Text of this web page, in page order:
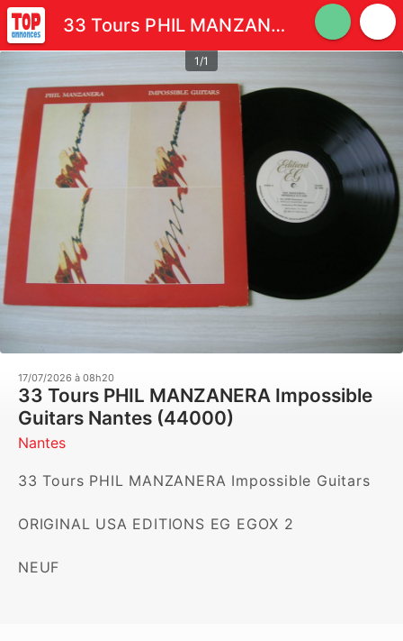
33 Tours PHIL MANZANERA Impossible Guitars
1/1
17/07/2026 à 08h20
33 Tours PHIL MANZANERA Impossible
Guitars Nantes (44000)
Nantes
33 Tours PHIL MANZANERA Impossible Guitars
ORIGINAL USA EDITIONS EG EGOX 2
NEUF